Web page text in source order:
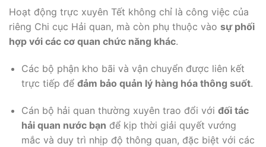
Hoạt động trực xuyên Tết không chỉ là công việc của
riêng Chi cục Hải quan, mà còn phụ thuộc vào sự phối
hợp với các cơ quan chức năng khác.
Các bộ phận kho bãi và vận chuyển được liên kết
trực tiếp để đảm bảo quản lý hàng hóa thông suốt.
Cán bộ hải quan thường xuyên trao đổi với đối tác
hải quan nước bạn để kịp thời giải quyết vướng
mắc và duy trì nhịp độ thông quan, đặc biệt với các